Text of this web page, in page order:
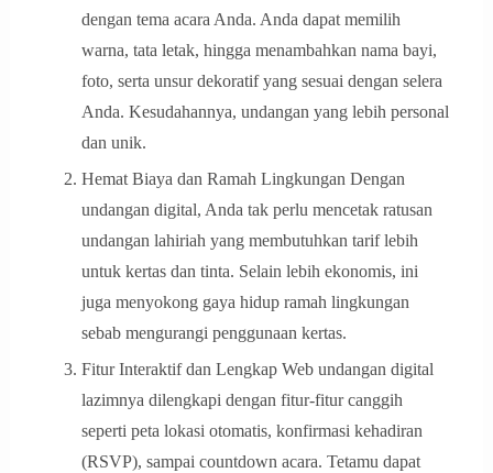
dengan tema acara Anda. Anda dapat memilih
warna, tata letak, hingga menambahkan nama bayi,
foto, serta unsur dekoratif yang sesuai dengan selera
Anda. Kesudahannya, undangan yang lebih personal
dan unik.
Hemat Biaya dan Ramah Lingkungan Dengan
undangan digital, Anda tak perlu mencetak ratusan
undangan lahiriah yang membutuhkan tarif lebih
untuk kertas dan tinta. Selain lebih ekonomis, ini
juga menyokong gaya hidup ramah lingkungan
sebab mengurangi penggunaan kertas.
Fitur Interaktif dan Lengkap Web undangan digital
lazimnya dilengkapi dengan fitur-fitur canggih
seperti peta lokasi otomatis, konfirmasi kehadiran
(RSVP), sampai countdown acara. Tetamu dapat